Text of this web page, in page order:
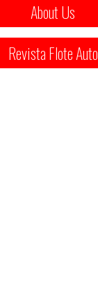
About Us
Revista Flote Auto